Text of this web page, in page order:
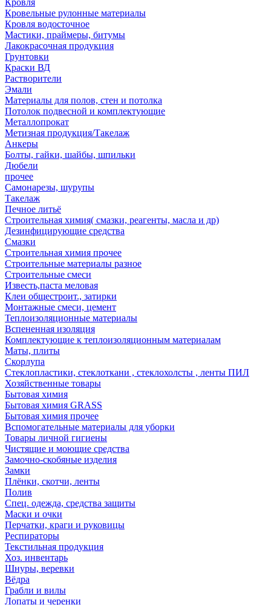
Кровля
Кровельные рулонные материалы
Кровля водосточное
Мастики, праймеры, битумы
Лакокрасочная продукция
Грунтовки
Краски ВД
Растворители
Эмали
Материалы для полов, стен и потолка
Потолок подвесной и комплектующие
Металлопрокат
Метизная продукция/Такелаж
Анкеры
Болты, гайки, шайбы, шпильки
Дюбели
прочее
Самонарезы, шурупы
Такелаж
Печное литьё
Строительная химия( смазки, реагенты, масла и др)
Дезинфицирующие средства
Смазки
Строительная химия прочее
Строительные материалы разное
Строительные смеси
Известь,паста меловая
Клеи общестроит., затирки
Монтажные смеси, цемент
Теплоизоляционные материалы
Вспененная изоляция
Комплектующие к теплоизоляционным материалам
Маты, плиты
Скорлупа
Стеклопластики, стеклоткани , стеклохолсты , ленты ПИЛ
Хозяйственные товары
Бытовая химия
Бытовая химия GRASS
Бытовая химия прочее
Вспомогательные материалы для уборки
Товары личной гигиены
Чистящие и моющие средства
Замочно-скобяные изделия
Замки
Плёнки, скотчи, ленты
Полив
Спец. одежда, средства защиты
Маски и очки
Перчатки, краги и руковицы
Респираторы
Текстильная продукция
Хоз. инвентарь
Шнуры, веревки
Вёдра
Грабли и вилы
Лопаты и черенки